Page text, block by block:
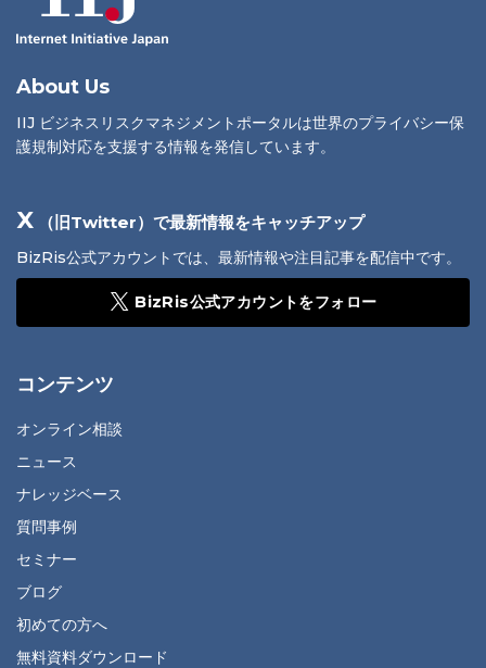
About Us
IIJ ビジネスリスクマネジメントポータルは世界のプライバシー保
護規制対応を支援する情報を発信しています。
X （旧Twitter）で最新情報をキャッチアップ
BizRis公式アカウントでは、最新情報や注目記事を配信中です。
BizRis公式アカウントをフォロー
コンテンツ
オンライン相談
ニュース
ナレッジベース
質問事例
セミナー
ブログ
初めての方へ
無料資料ダウンロード